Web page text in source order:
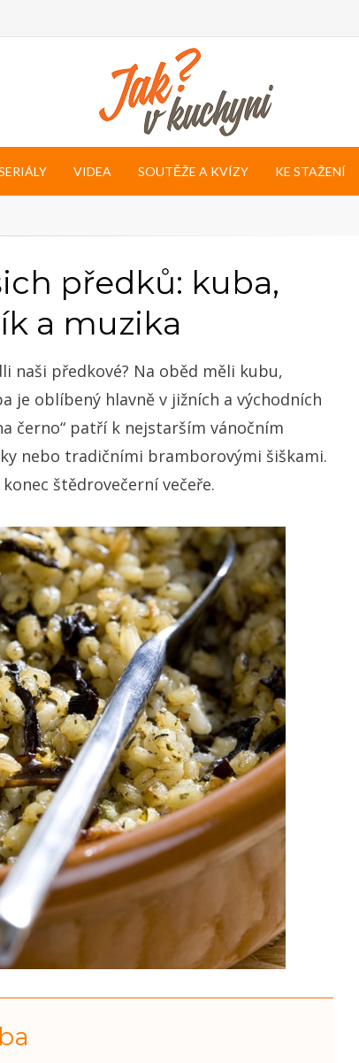
VIDEA SOUTĚŽE A KVÍZY KE STAŽENÍ
předků: kuba,
a muzika
naši předkové? Na oběd měli kubu,
je oblíbený hlavně v jižních a východních
černo“ patří k nejstarším vánočním
nebo tradičními bramborovými šiškami.
štědrovečerní večeře.